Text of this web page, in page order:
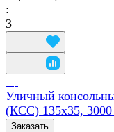
:
3
Уличный
(КСС) 135х35,
Заказать